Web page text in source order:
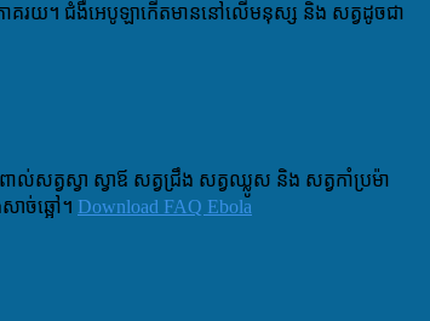
គរយ។ ជំងឺអេបូឡាកើតមាននៅលើមនុស្ស និង សត្វ​ដូចជា
ល់សត្វស្វា ស្វាឪ សត្វជ្រឹង សត្វឈ្លូស និង សត្វកាំប្រម៉ា
ាច់ឆ្អៅ។ Download FAQ Ebola